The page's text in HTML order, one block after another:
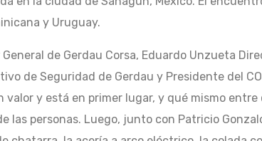
y Uruguay.
de Gerdau Corsa, Eduardo Unzueta
de Seguridad de Gerdau y Presidente del
valor y está en primer lugar, y qué mismo
personas. Luego, junto con Patricio